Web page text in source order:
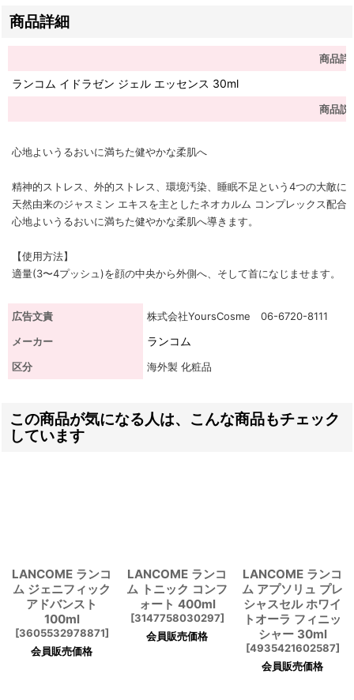
商品詳細
商品詳
ランコム イドラゼン ジェル エッセンス 30ml
商品説
心地よいうるおいに満ちた健やかな柔肌へ
精神的ストレス、外的ストレス、環境汚染、睡眠不足という4つの大敵に
天然由来のジャスミン エキスを主としたネオカルム コンプレックス配合
心地よいうるおいに満ちた健やかな柔肌へ導きます。
【使用方法】
適量(3〜4プッシュ)を顔の中央から外側へ、そして首になじませます。
広告文責
株式会社YoursCosme 06-6720-8111
メーカー
ランコム
区分 海外製 化粧品
この商品が気になる人は、こんな商品もチェック
しています
LANCOME ランコ
ム ジェニフィック
アドバンスト
100ml
[3605532978871]
会員販売価格
LANCOME ランコ
ム トニック コンフ
ォート 400ml
[3147758030297]
会員販売価格
LANCOME ランコ
ム アプソリュ プレ
シャスセル ホワイ
トオーラ フィニッ
シャー 30ml
[4935421602587]
会員販売価格